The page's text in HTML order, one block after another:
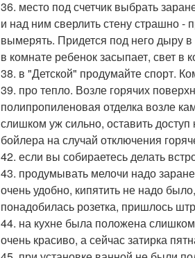
36. место под счетчик выбрать
и над ним сверлить стену страшно
вымерять. Придется под него дыру
в комнате ребенок засыпает, свет в
38. в "Детской" продумайте спорт.
39. про тепло. Возле горячих
полипропиленовая отделка возле
слишком уж сильно, оставить
бойлера на случай отключения
42. если вы собираетесь делать
43. продумывать мелочи надо
очень удобно, кипятить не надо
понадобилась розетка, пришлось
44. на кухне была положена слишком
очень красиво, а сейчас затирка